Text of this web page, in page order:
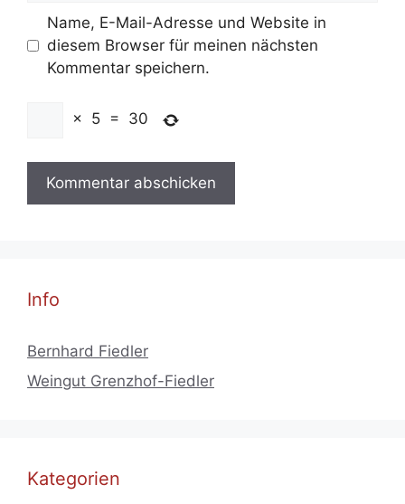
Name, E-Mail-Adresse und Website in
diesem Browser für meinen nächsten
Kommentar speichern.
× 5 = 30
Info
Bernhard Fiedler
Weingut Grenzhof-Fiedler
Kategorien